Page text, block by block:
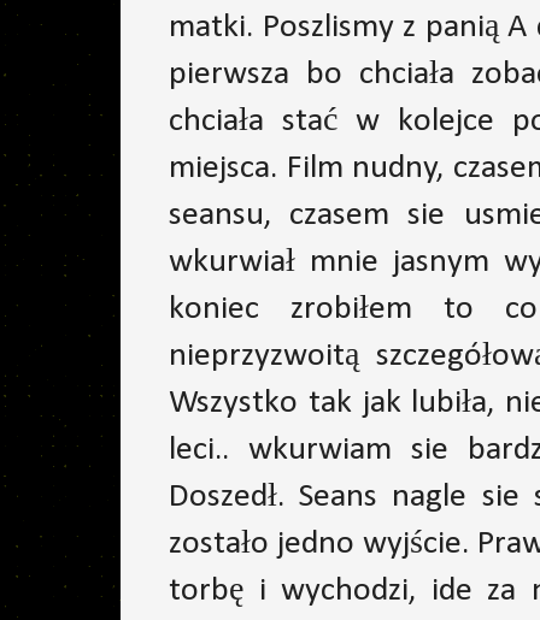
matki. Poszlismy z panią
pierwsza bo chciała
chciała stać w kolejce
miejsca. Film nudny,
seansu, czasem sie
wkurwiał mnie jasnym
koniec zrobiłem to
nieprzyzwoitą
Wszystko tak jak lubiła,
leci.. wkurwiam sie
Doszedł. Seans nagle
zostało jedno wyjście.
torbę i wychodzi, ide za